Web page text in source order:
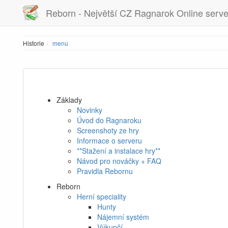
Reborn - Největší CZ Ragnarok Online
Historie menu
Základy
Novinky
Úvod do Ragnaroku
Screenshoty ze hry
Informace o serveru
**Stažení a instalace hry**
Návod pro nováčky + FAQ
Pravidla Rebornu
Reborn
Herní speciality
Hunty
Nájemní systém